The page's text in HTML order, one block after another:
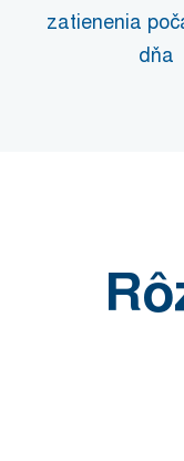
zatienenia
dňa